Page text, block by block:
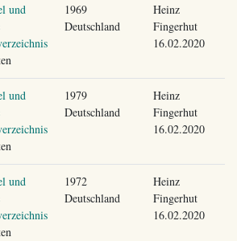
und
1969
Deutschland
Heinz
Fingerhut
16.02.2020
und
1979
Deutschland
Heinz
Fingerhut
16.02.2020
und
1972
Deutschland
Heinz
Fingerhut
16.02.2020